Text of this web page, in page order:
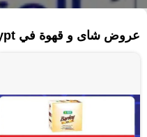
عروض شاى و قهوة في Egypt - القاهرة